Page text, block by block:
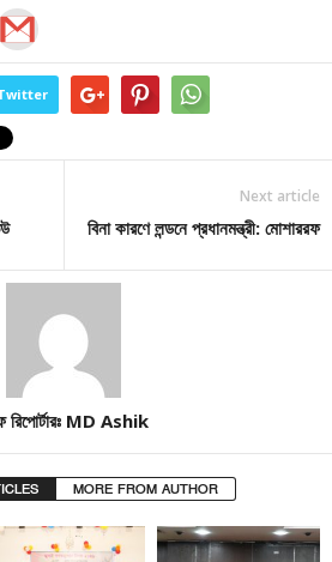
Next article
বিনা কারণে লন্ডনে প্রধানমন্ত্রী: মোশাররফ
রিপোর্টারঃ MD Ashik
MORE FROM AUTHOR